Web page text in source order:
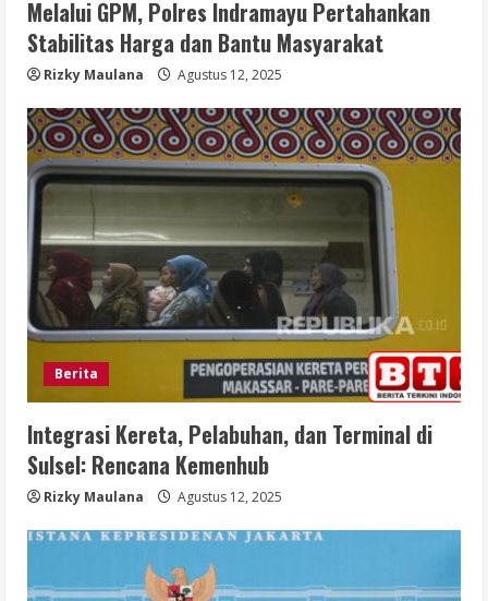
Melalui GPM, Polres Indramayu Pertahankan
Stabilitas Harga dan Bantu Masyarakat
Rizky Maulana Agustus 12, 2025
Berita
Integrasi Kereta, Pelabuhan, dan Terminal di
Sulsel: Rencana Kemenhub
Rizky Maulana Agustus 12, 2025